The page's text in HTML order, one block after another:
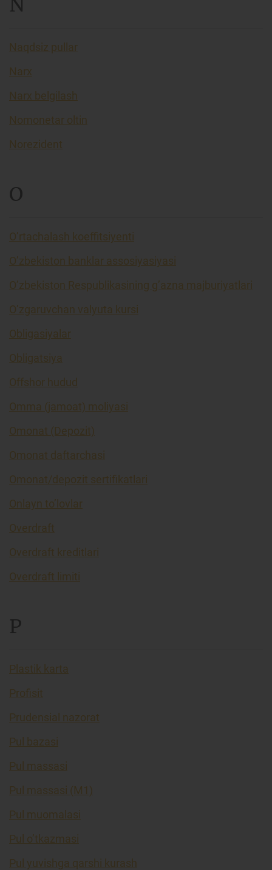
N
Naqdsiz pullar
Narx
Narx belgilash
Nomonetar oltin
Norezident
O
O’rtachalash koeffitsiyenti
O’zbekiston banklar assosiyasiyasi
O’zbekiston Respublikasining g’azna majburiyatlari
O’zgaruvchan valyuta kursi
Obligasiyalar
Obligatsiya
Offshor hudud
Omma (jamoat) moliyasi
Omonat (Depozit)
Omonat daftarchasi
Omonat/depozit sertifikatlari
Onlayn to’lovlar
Overdraft
Overdraft kreditlari
Overdraft limiti
P
Plastik karta
Profisit
Prudensial nazorat
Pul bazasi
Pul massasi
Pul massasi (M1)
Pul muomalasi
Pul o’tkazmasi
Pul yuvishga qarshi kurash